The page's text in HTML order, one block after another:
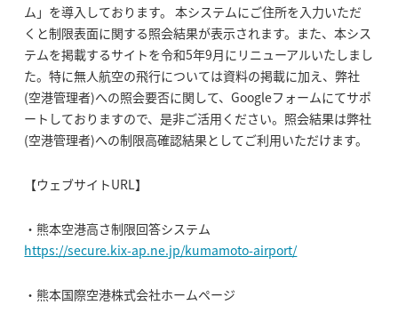
ム」を導入しております。 本システムにご住所を入力いただ
くと制限表面に関する照会結果が表示されます。また、本シス
テムを掲載するサイトを令和5年9月にリニューアルいたしまし
た。特に無人航空の飛行については資料の掲載に加え、弊社
(空港管理者)への照会要否に関して、Googleフォームにてサポ
ートしておりますので、是非ご活用ください。照会結果は弊社
(空港管理者)への制限高確認結果としてご利用いただけます。
【ウェブサイトURL】
・熊本空港高さ制限回答システム
https://secure.kix-ap.ne.jp/kumamoto-airport/
・熊本国際空港株式会社ホームページ